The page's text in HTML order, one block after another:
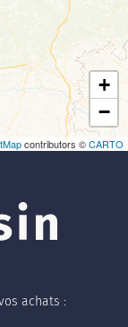
+
−
contributors ©CARTO
achats :